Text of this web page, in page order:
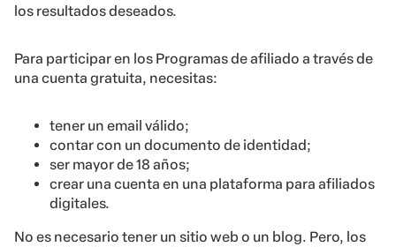
los resultados deseados.
Para participar en los Programas de afiliado a través de
una cuenta gratuita, necesitas:
tener un email válido;
contar con un documento de identidad;
ser mayor de 18 años;
crear una cuenta en una plataforma para afiliados
digitales.
No es necesario tener un sitio web o un blog. Pero, los